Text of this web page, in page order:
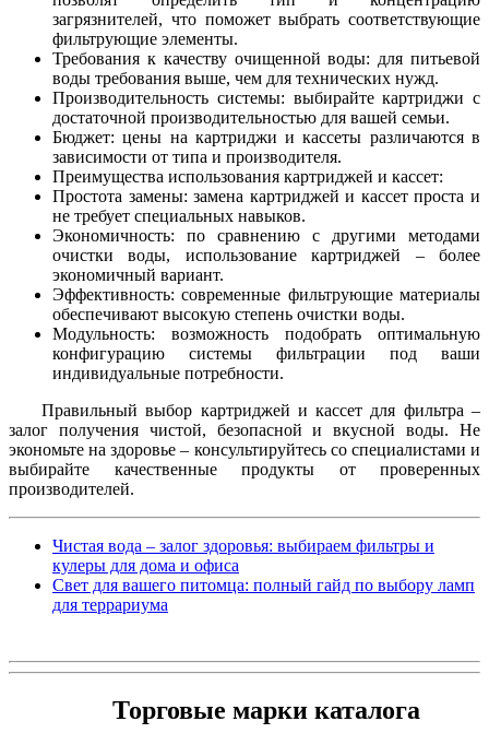
загрязнителей, что поможет выбрать соответствующие
фильтрующие элементы.
Требования к качеству очищенной воды: для питьевой
воды требования выше, чем для технических нужд.
Производительность системы: выбирайте картриджи с
достаточной производительностью для вашей семьи.
Бюджет: цены на картриджи и кассеты различаются в
зависимости от типа и производителя.
Преимущества использования картриджей и кассет:
Простота замены: замена картриджей и кассет проста и
не требует специальных навыков.
Экономичность: по сравнению с другими методами
очистки воды, использование картриджей – более
экономичный вариант.
Эффективность: современные фильтрующие материалы
обеспечивают высокую степень очистки воды.
Модульность: возможность подобрать оптимальную
конфигурацию системы фильтрации под ваши
индивидуальные потребности.
Правильный выбор картриджей и кассет для фильтра –
залог получения чистой, безопасной и вкусной воды. Не
экономьте на здоровье – консультируйтесь со специалистами и
выбирайте качественные продукты от проверенных
производителей.
Чистая вода – залог здоровья: выбираем фильтры и
кулеры для дома и офиса
Свет для вашего питомца: полный гайд по выбору ламп
для террариума
Торговые марки каталога